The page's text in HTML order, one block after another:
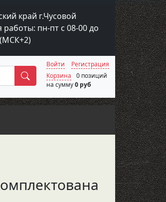
край г.Чусовой
работы: пн-пт с 08-00 до
Поиск
Войти
Регистрация
Корзина
0 позиций
на сумму0 руб